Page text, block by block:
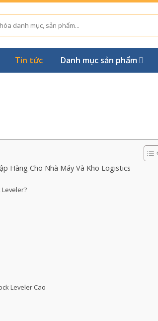
Tin tức Danh mục sản phẩm
Hàng Cho Nhà Máy Và Kho Logistics
Leveler?
Leveler Cao